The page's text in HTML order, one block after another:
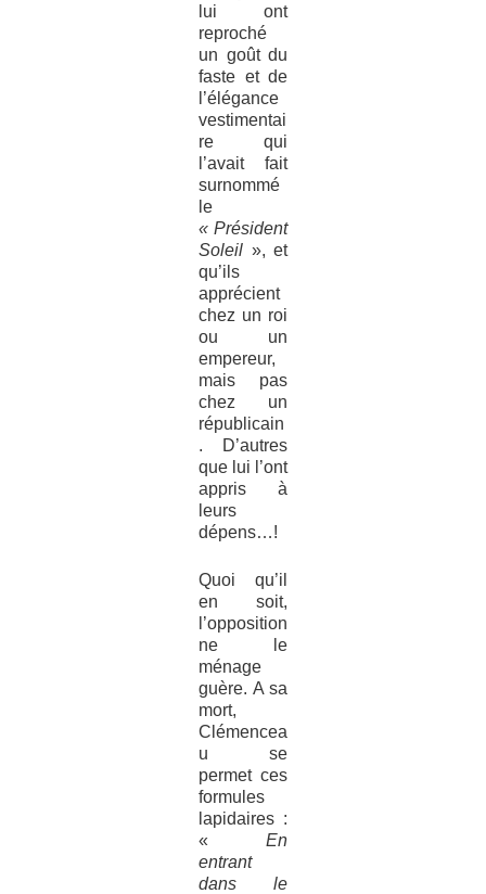
lui ont
reproché
un goût du
faste et de
l’élégance
vestimentai
re qui
l’avait fait
surnommé
le
« Président
Soleil », et
qu’ils
apprécient
chez un roi
ou un
empereur,
mais pas
chez un
républicain
. D’autres
que lui l’ont
appris à
leurs
dépens…!
Quoi qu’il
en soit,
l’opposition
ne le
ménage
guère. A sa
mort,
Clémencea
u se
permet ces
formules
lapidaires :
«En
entrant
dans le